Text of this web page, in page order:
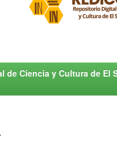
de Ciencia y Cultura de El